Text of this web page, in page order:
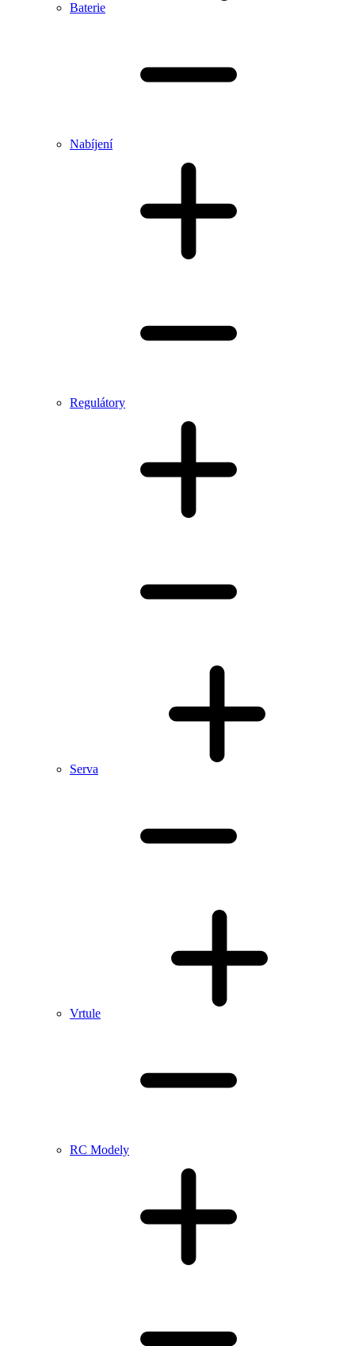
Baterie
Nabíjení
Regulátory
Serva
Vrtule
RC Modely